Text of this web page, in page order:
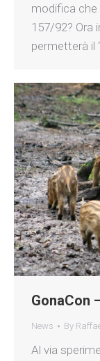
modifica che
157/92? Ora
permetterà il
GonaCon
News By
Al via